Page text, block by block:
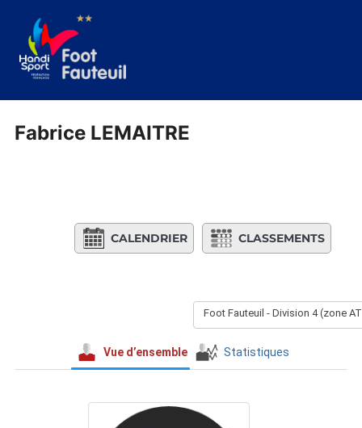
contenu
Fabrice LEMAITRE
CALENDRIER CLASSEMENTS
Foot Fauteuil - Division 4 (zone
Vue d’ensemble Statistiques